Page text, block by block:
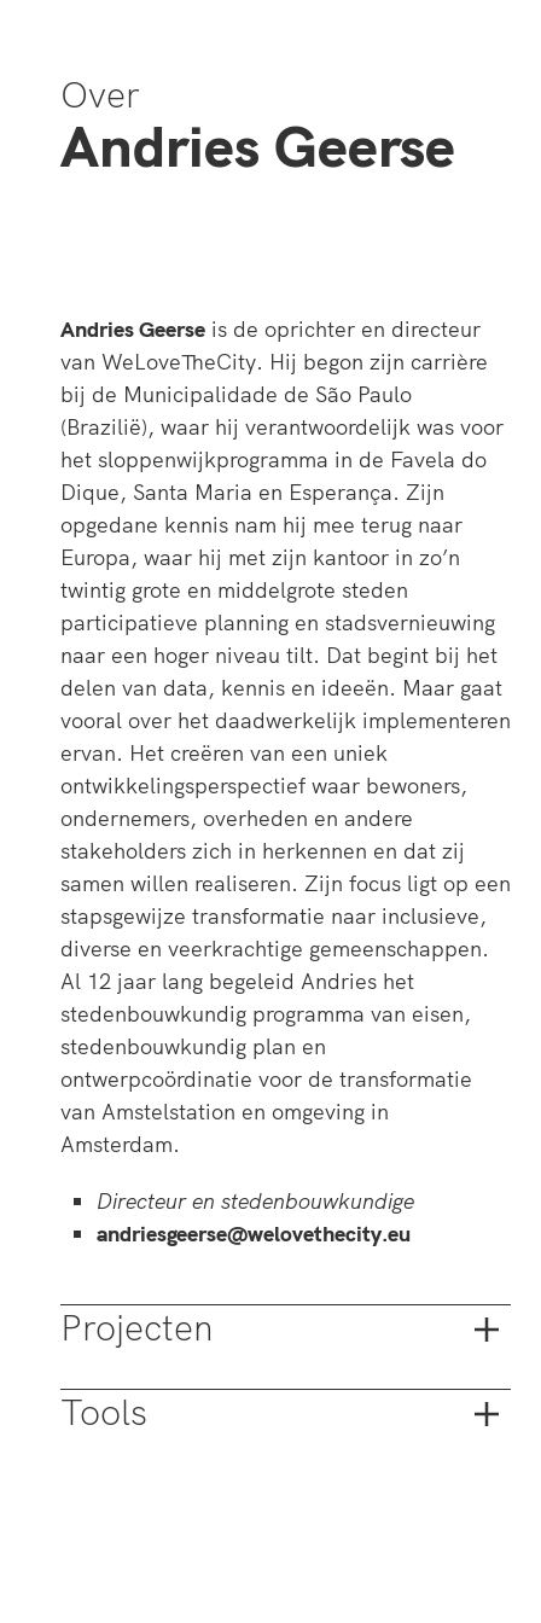
Over
Andries Geerse
Andries Geerse is de oprichter en directeur
van WeLoveTheCity. Hij begon zijn carrière
bij de Municipalidade de São Paulo
(Brazilië), waar hij verantwoordelijk was voor
het sloppenwijkprogramma in de Favela do
Dique, Santa Maria en Esperança. Zijn
opgedane kennis nam hij mee terug naar
Europa, waar hij met zijn kantoor in zo’n
twintig grote en middelgrote steden
participatieve planning en stadsvernieuwing
naar een hoger niveau tilt. Dat begint bij het
delen van data, kennis en ideeën. Maar gaat
vooral over het daadwerkelijk implementeren
ervan. Het creëren van een uniek
ontwikkelingsperspectief waar bewoners,
ondernemers, overheden en andere
stakeholders zich in herkennen en dat zij
samen willen realiseren. Zijn focus ligt op een
stapsgewijze transformatie naar inclusieve,
diverse en veerkrachtige gemeenschappen.
Al 12 jaar lang begeleid Andries het
stedenbouwkundig programma van eisen,
stedenbouwkundig plan en
ontwerpcoördinatie voor de transformatie
van Amstelstation en omgeving in
Amsterdam.
Directeur en stedenbouwkundige
andriesgeerse@welovethecity.eu
Projecten
Tools